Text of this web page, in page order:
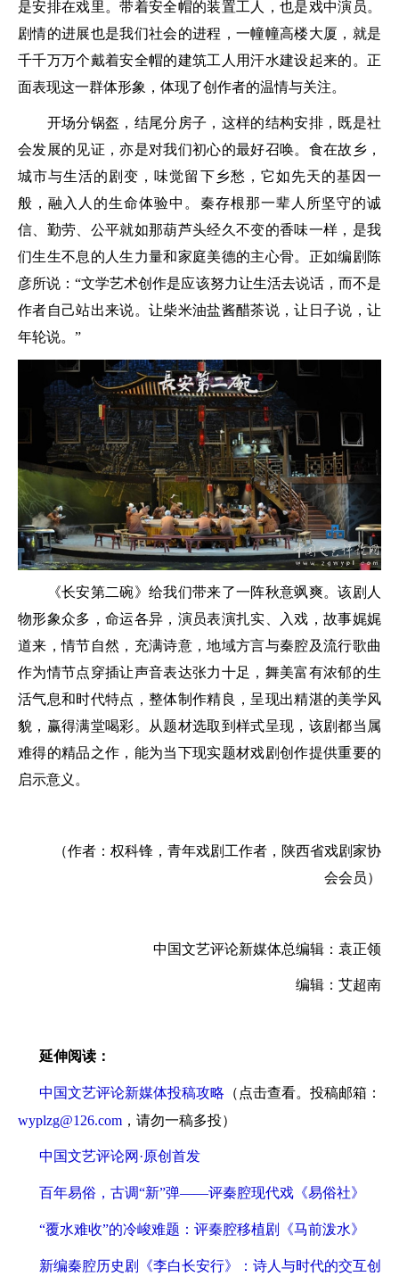
是安排在戏里。带着安全帽的装置工人，也是戏中演员。
剧情的进展也是我们社会的进程，一幢幢高楼大厦，就是
千千万万个戴着安全帽的建筑工人用汗水建设起来的。正
面表现这一群体形象，体现了创作者的温情与关注。
开场分锅盔，结尾分房子，这样的结构安排，既是社
会发展的见证，亦是对我们初心的最好召唤。食在故乡，
城市与生活的剧变，味觉留下乡愁，它如先天的基因一
般，融入人的生命体验中。秦存根那一辈人所坚守的诚
信、勤劳、公平就如那葫芦头经久不变的香味一样，是我
们生生不息的人生力量和家庭美德的主心骨。正如编剧陈
彦所说：“文学艺术创作是应该努力让生活去说话，而不是
作者自己站出来说。让柴米油盐酱醋茶说，让日子说，让
年轮说。”
《长安第二碗》给我们带来了一阵秋意飒爽。该剧人
物形象众多，命运各异，演员表演扎实、入戏，故事娓娓
道来，情节自然，充满诗意，地域方言与秦腔及流行歌曲
作为情节点穿插让声音表达张力十足，舞美富有浓郁的生
活气息和时代特点，整体制作精良，呈现出精湛的美学风
貌，赢得满堂喝彩。从题材选取到样式呈现，该剧都当属
难得的精品之作，能为当下现实题材戏剧创作提供重要的
启示意义。
（作者：权科锋，青年戏剧工作者，陕西省戏剧家协
会会员）
中国文艺评论新媒体总编辑：袁正领
编辑：艾超南
延伸阅读：
中国文艺评论新媒体投稿攻略 （点击查看。投稿邮箱：
wyplzg@126.com ，请勿一稿多投）
中国文艺评论网·原创首发
百年易俗，古调“新”弹——评秦腔现代戏《易俗社》
“覆水难收”的冷峻难题：评秦腔移植剧《马前泼水》
新编秦腔历史剧《李白长安行》：诗人与时代的交互创